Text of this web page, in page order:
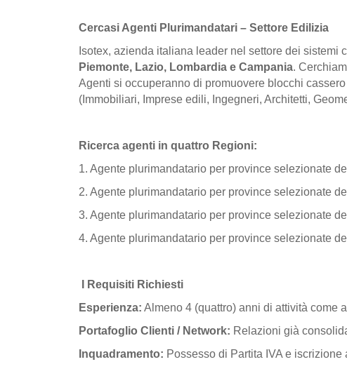
Cercasi Agenti Plurimandatari – Settore Edilizia
Isotex, azienda italiana leader nel settore dei sistemi
Piemonte, Lazio, Lombardia e Campania.
Agenti si occuperanno di promuovere blocchi
(Immobiliari, Imprese edili, Ingegneri, Architetti,
Ricerca agenti in quattro Regioni:
1. Agente plurimandatario per province selezionate
2. Agente plurimandatario per province selezionate
3. Agente plurimandatario per province selezionate
4. Agente plurimandatario per province selezionate
I Requisiti Richiesti
Esperienza: Almeno 4 (quattro) anni di attività come
Portafoglio Clienti / Network: Relazioni già
Inquadramento: Possesso di Partita IVA e